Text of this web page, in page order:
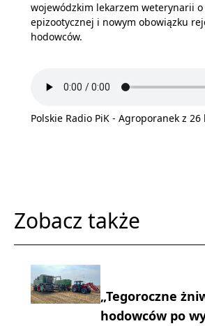
wojewódzkim lekarzem weterynarii
epizootycznej i nowym obowiązku
hodowców.
Polskie Radio PiK - Agroporanek z
Zobacz także
„Tegoroczne
hodowców po